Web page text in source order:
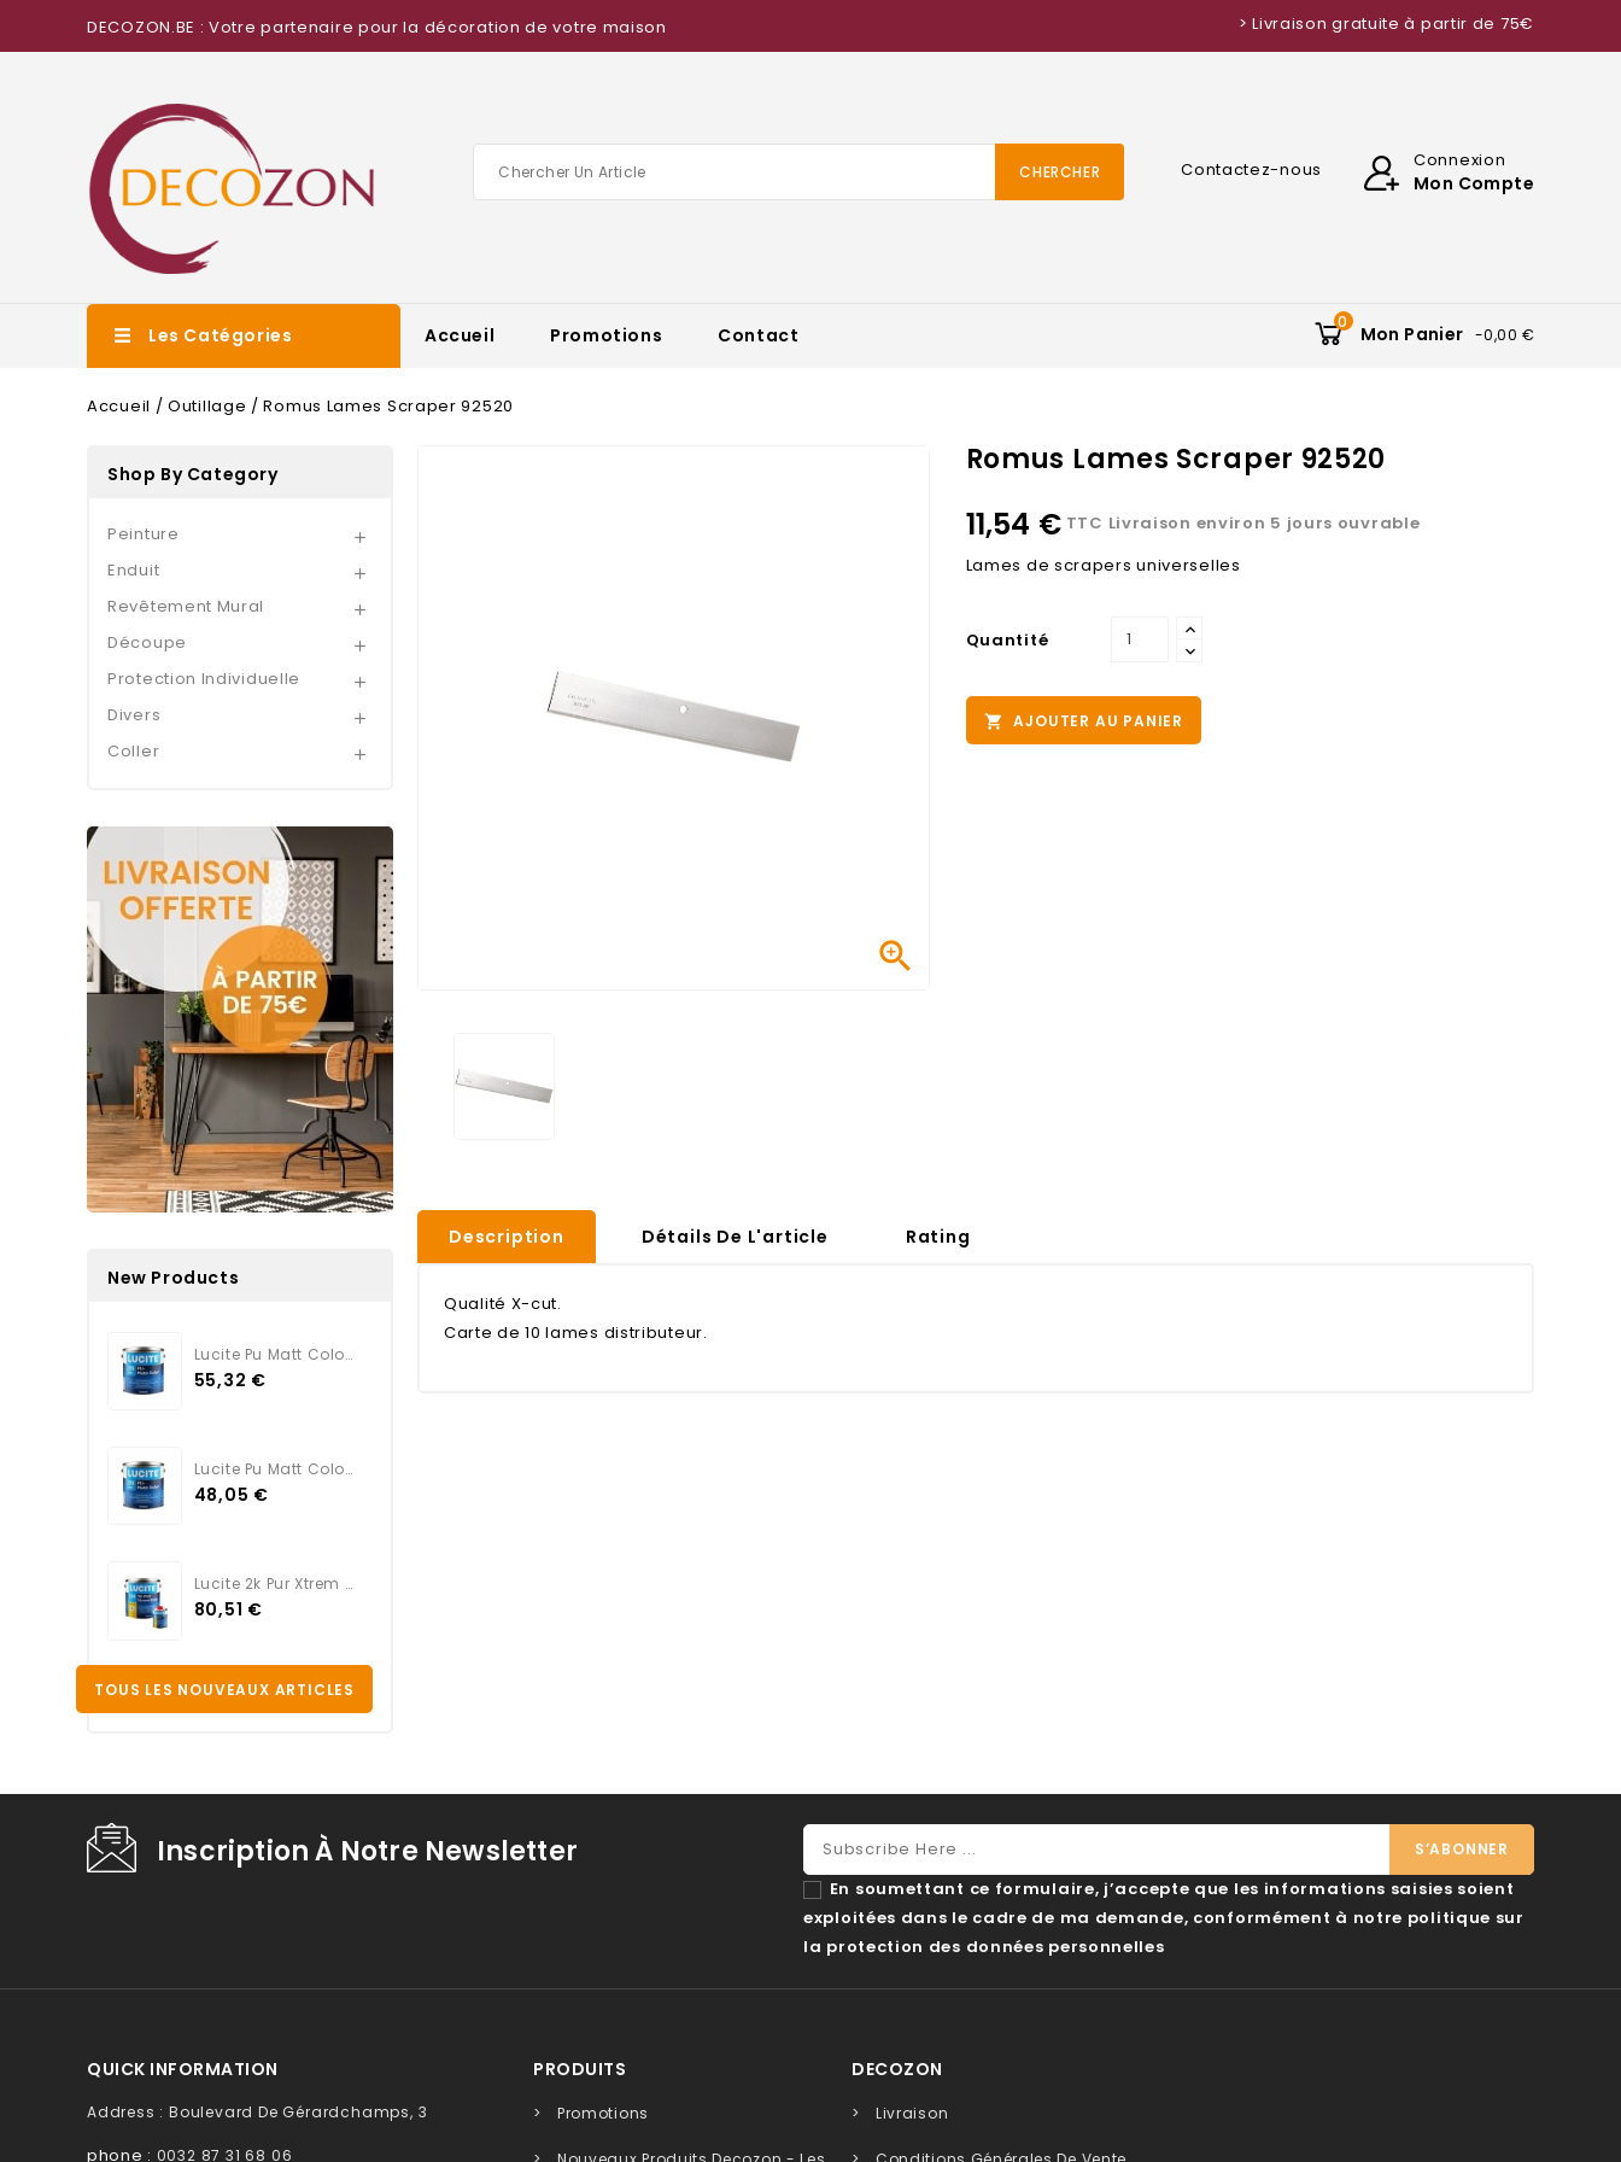
DECOZON.BE : Votre partenaire pour la décoration de votre maison > Livraison gratuite à partir de 75€
Connexion
Mon Compte
Contactez-nous
CHERCHER
Les Catégories Accueil Promotions Contact
0
Mon Panier -0,00 €
Accueil Outillage Romus Lames Scraper 92520
Shop By Category
Peinture 
Enduit 
Revêtement Mural 
Découpe 
Protection Individuelle 
Divers 
Coller 
New Products
Lucite Pu Matt Color TEINTE
55,32 €
Lucite Pu Matt Color BLANC
48,05 €
Lucite 2k Pur Xtrem Satin...
80,51 €
TOUS LES NOUVEAUX ARTICLES

Romus Lames Scraper 92520
11,54 € TTC Livraison environ 5 jours ouvrable
Lames de scrapers universelles
Quantité
 AJOUTER AU PANIER
Description Détails De L'article Rating
Qualité X-cut.
Carte de 10 lames distributeur.
Inscription À Notre Newsletter
En soumettant ce formulaire, j’accepte que les informations saisies soient
exploitées dans le cadre de ma demande, conformément à notre politique sur
la protection des données personnelles
QUICK INFORMATION
Address : Boulevard De Gérardchamps, 3
phone : 0032 87 31 68 06
PRODUITS
Promotions
DECOZON
Livraison